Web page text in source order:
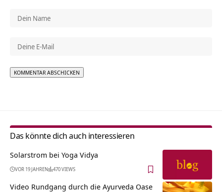
Das könnte dich auch interessieren
Solarstrom bei Yoga Vidya
VOR 19 JAHREN 470 VIEWS
Video Rundgang durch die Ayurveda Oase